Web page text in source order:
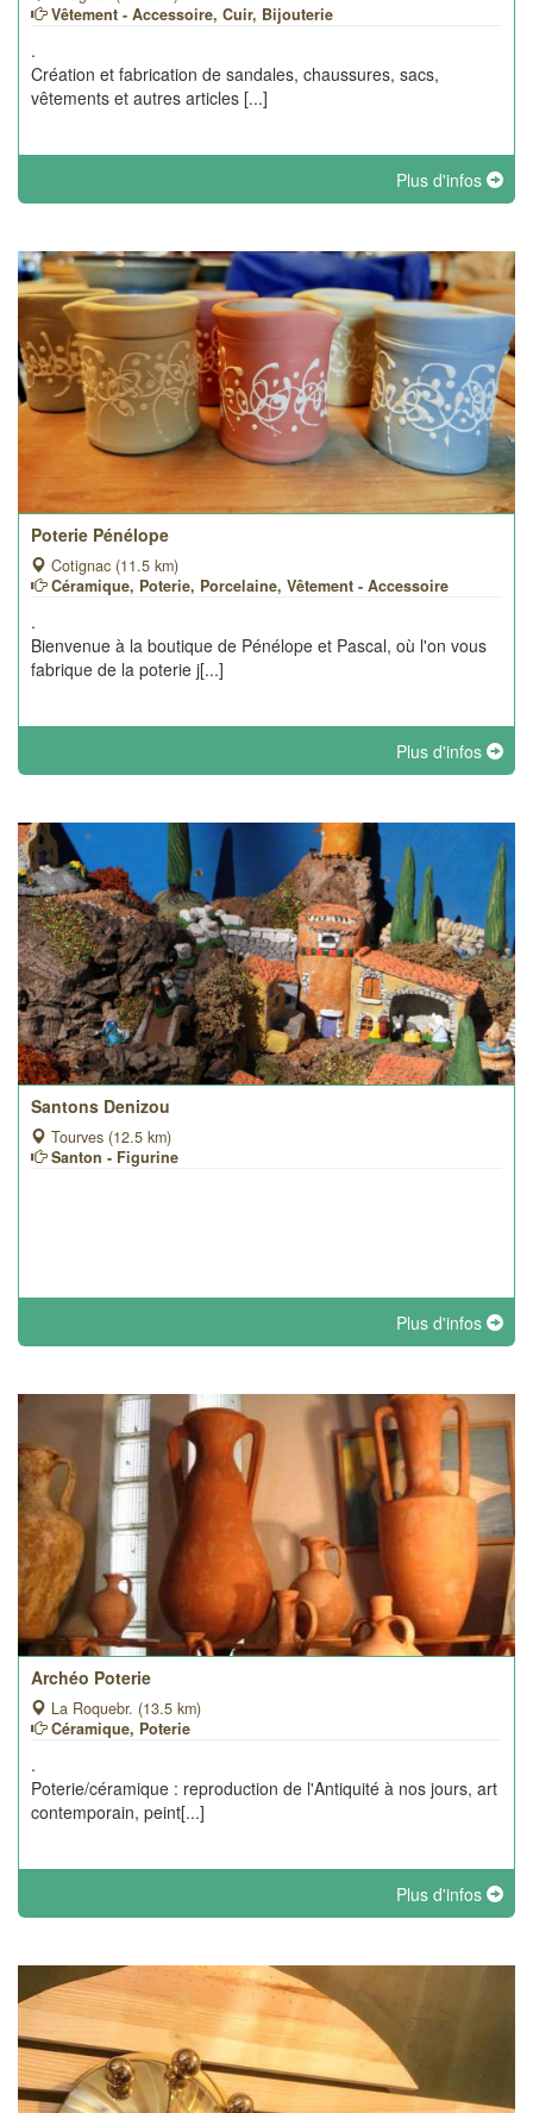
Vêtement - Accessoire, Cuir, Bijouterie
.
Création et fabrication de sandales, chaussures, sacs,
vêtements et autres articles [...]
Plus d'infos
Poterie Pénélope
Cotignac (11.5 km)
Céramique, Poterie, Porcelaine, Vêtement - Accessoire
.
Bienvenue à la boutique de Pénélope et Pascal, où l'on vous
fabrique de la poterie j[...]
Plus d'infos
Santons Denizou
Tourves (12.5 km)
Santon - Figurine
Plus d'infos
Archéo Poterie
La Roquebr. (13.5 km)
Céramique, Poterie
.
Poterie/céramique : reproduction de l'Antiquité à nos jours, art
contemporain, peint[...]
Plus d'infos